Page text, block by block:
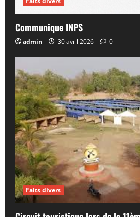
Communique INPS
admin 30 avril 2026 0
Faits divers